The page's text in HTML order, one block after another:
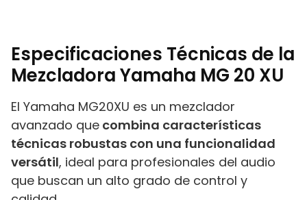
Especificaciones Técnicas de la
Mezcladora Yamaha MG 20 XU
El Yamaha MG20XU es un mezclador
avanzado que combina características
técnicas robustas con una funcionalidad
versátil, ideal para profesionales del audio
que buscan un alto grado de control y